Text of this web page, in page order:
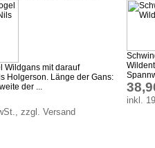
Wildgans mit darauf
Holgerson. Länge der Gans:
der ...
zzgl. Versand
inkl.